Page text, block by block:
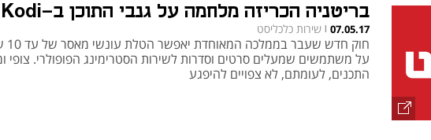
בריטניה הכריזה מלחמה על גנבי התוכן ב-Kodi
07.05.17
| שירות כלכליסט
חוק
על משתמשים שמעלים סרטים וסדרות לשירות הסטרימינג הפופולרי. צופי
התכנים, לעומתם, לא צפויים להיפגע